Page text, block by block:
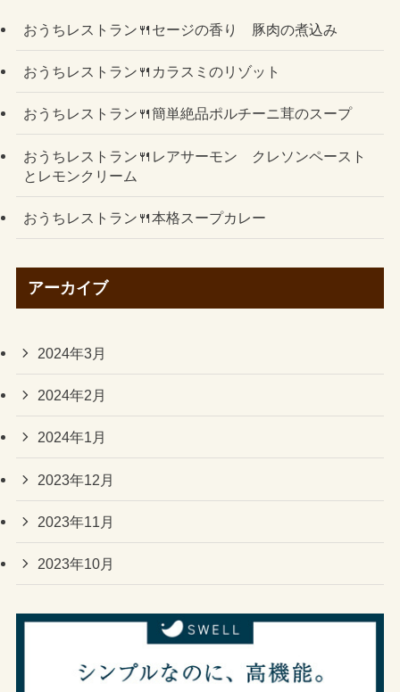
おうちレストラン🍴セージの香り 豚肉の煮込み
おうちレストラン🍴カラスミのリゾット
おうちレストラン🍴簡単絶品ポルチーニ茸のスープ
おうちレストラン🍴レアサーモン クレソンペースト
とレモンクリーム
おうちレストラン🍴本格スープカレー
アーカイブ
2024年3月
2024年2月
2024年1月
2023年12月
2023年11月
2023年10月